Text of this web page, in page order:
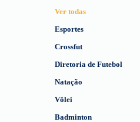
Ver todas
Esportes
Crossfut
Diretoria de Futebol
Natação
Vôlei
Badminton